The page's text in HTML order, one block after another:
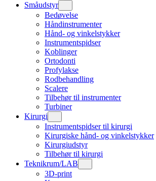
Småudstyr
Bedøvelse
Håndinstrumenter
Hånd- og vinkelstykker
Instrumentspidser
Koblinger
Ortodonti
Profylakse
Rodbehandling
Scalere
Tilbehør til instrumenter
Turbiner
Kirurgi
Instrumentspidser til kirurgi
Kirurgiske hånd- og vinkelstykker
Kirurgiudstyr
Tilbehør til kirurgi
Teknikrum/LAB
3D-print